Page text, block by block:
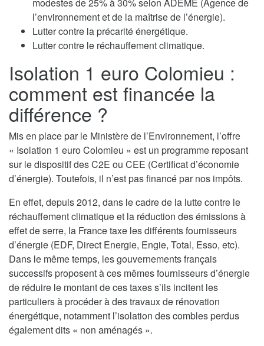
l’environnement et de la maîtrise de l’énergie).
Lutter contre la précarité énergétique.
Lutter contre le réchauffement climatique.
Isolation 1 euro Colomieu :
comment est financée la
différence ?
Mis en place par le Ministère de l’Environnement, l’offre
« Isolation 1 euro Colomieu » est un programme reposant
sur le dispositif des C2E ou CEE (Certificat d’économie
d’énergie). Toutefois, il n’est pas financé par nos impôts.
En effet, depuis 2012, dans le cadre de la lutte contre le
réchauffement climatique et la réduction des émissions à
effet de serre, la France taxe les différents fournisseurs
d’énergie (EDF, Direct Energie, Engie, Total, Esso, etc).
Dans le même temps, les gouvernements français
successifs proposent à ces mêmes fournisseurs d’énergie
de réduire le montant de ces taxes s’ils incitent les
particuliers à procéder à des travaux de rénovation
énergétique, notamment l’isolation des combles perdus
également dits « non aménagés ».